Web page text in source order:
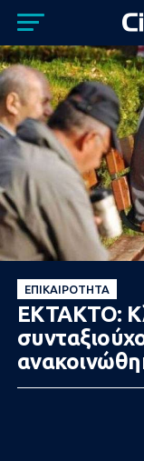
ΕΠΙΚΑΙΡΌΤΗΤΑ
ΕΚΤΑΚΤΟ: